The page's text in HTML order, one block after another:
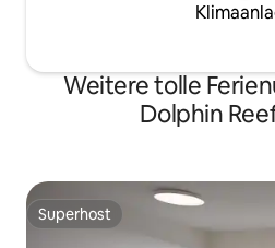
Weitere tolle
Dolphin
Superhost
Superhost